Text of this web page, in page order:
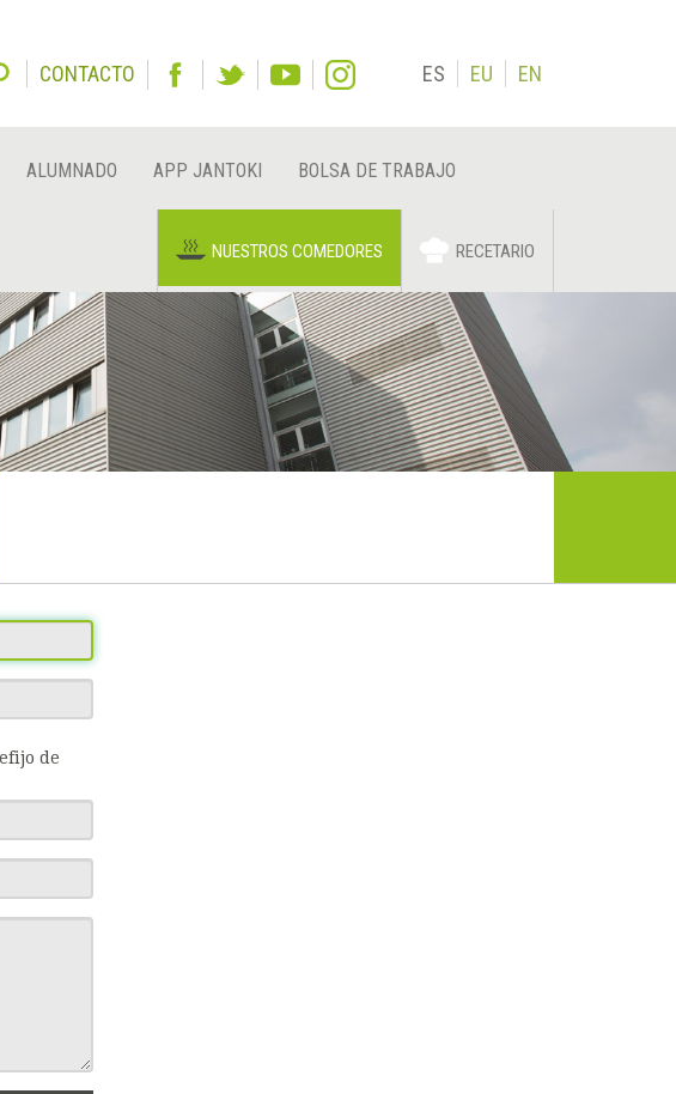
CONTACTO ES EU EN
ALUMNADO APP JANTOKI BOLSA DE TRABAJO
NUESTROS COMEDORES RECETARIO
de